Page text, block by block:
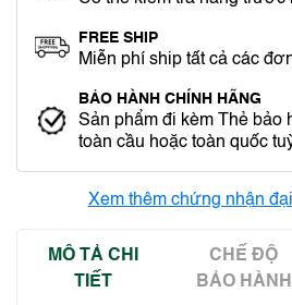
FREE SHIP
Miễn phí ship tất cả các
BẢO HÀNH CHÍNH HÃNG
Sản phẩm đi kèm Thẻ bảo
toàn cầu hoặc toàn quốc
Xem thêm chứng nhận
MÔ TẢ CHI
TIẾT
CHẾ ĐỘ
BẢO HÀNH